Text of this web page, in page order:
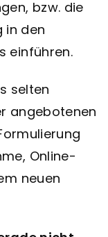
bzw. die
in den
einführen.
selten
angebotenen
Online-
neuen